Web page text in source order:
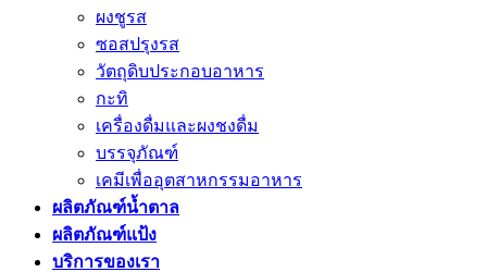
ผงชูรส
ซอสปรุงรส
วัตถุดิบประกอบอาหาร
กะทิ
เครื่องดื่มและผงชงดื่ม
บรรจุภัณฑ์
เคมีเพื่ออุตสาหกรรมอาหาร
ผลิตภัณฑ์น้ำตาล
ผลิตภัณฑ์แป้ง
บริการของเรา